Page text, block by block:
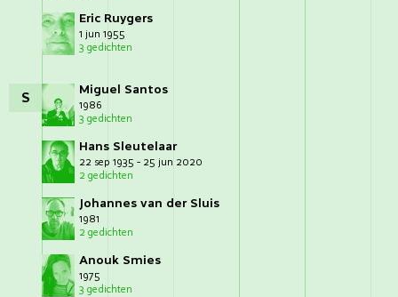
Eric Ruygers
1 jun 1955
3 gedichten
S Miguel Santos
1986
3 gedichten
Hans Sleutelaar
22 sep 1935 - 25 jun 2020
2 gedichten
Johannes van der Sluis
1981
2 gedichten
Anouk Smies
1975
3 gedichten